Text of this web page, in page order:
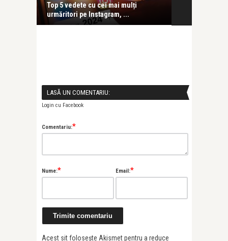
Top 5 vedete cu cei mai mulți
urmăritori pe Instagram, ...
LASĂ UN COMENTARIU:
Login cu Facebook
Comentariu:*
Nume:* Email:*
Acest sit folosește Akismet pentru a reduce